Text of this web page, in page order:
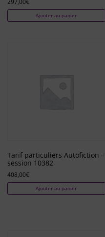
297,00€
Ajouter au panier
Tarif particuliers Autofiction –
session 10382
408,00€
Ajouter au panier